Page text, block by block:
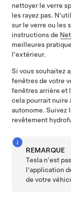
nettoyer le verre
les rayez pas.
sur le verre ou les
instructions de
meilleures
l'extérieur.
Si vous souhaitez
fenêtres de votre
fenêtres arrière et
cela pourrait nuire
autonome. Suivez
revêtement
REMARQUE
Tesla n'est
l'application
de votre